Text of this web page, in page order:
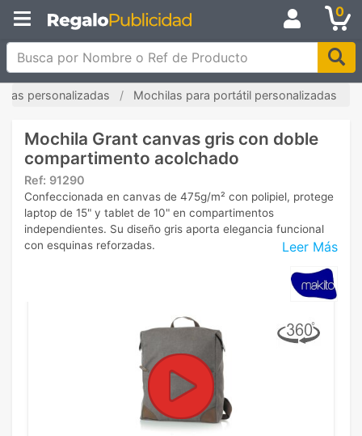
0
Busca por Nombre o Ref de Producto
personalizadas Mochilas para portátil personalizadas
Mochila Grant canvas gris con doble
compartimento acolchado
Ref: 91290
Leer Más
Confeccionada en canvas de 475g/m² con polipiel, protege
laptop de 15" y tablet de 10" en compartimentos
independientes. Su diseño gris aporta elegancia funcional
con esquinas reforzadas.